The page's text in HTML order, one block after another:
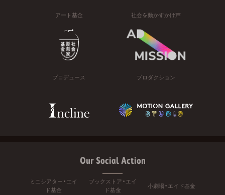
アート基金 社会を動かすかけ声
プロデュース プロダクション
Our Social Action
ミニシアター・エイ
ド基金
ブックストア・エイ
ド基金
小劇場・エイド基金